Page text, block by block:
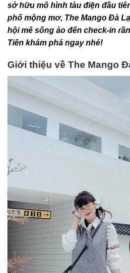
sở hữu mô hình tàu điện đầu
phố mộng mơ, The Mango Đà
hội mê sống ảo đến check-in
Tiên khám phá ngay nhé!
Giới thiệu về The Mango